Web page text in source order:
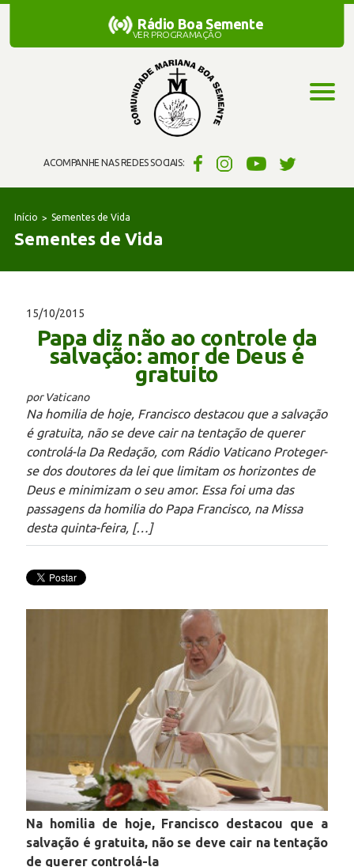
ACOMPANHE NAS REDES SOCIAIS:
Rádio Boa Semente
Rádio Boa Semente
VER PROGRAMAÇÃO
Início Sementes de Vida
Sementes de Vida
15/10/2015
Papa diz não ao controle da
salvação: amor de Deus é
gratuito
por Vaticano
Na homilia de hoje, Francisco destacou que a salvação
é gratuita, não se deve cair na tentação de querer
controlá-la Da Redação, com Rádio Vaticano Proteger-
se dos doutores da lei que limitam os horizontes de
Deus e minimizam o seu amor. Essa foi uma das
passagens da homilia do Papa Francisco, na Missa
desta quinta-feira, […]
Na homilia de hoje, Francisco destacou que a
salvação é gratuita, não se deve cair na tentação
de querer controlá-la